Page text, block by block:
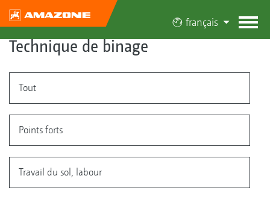
français
Technique de binage
Tout
Points forts
Travail du sol, labour